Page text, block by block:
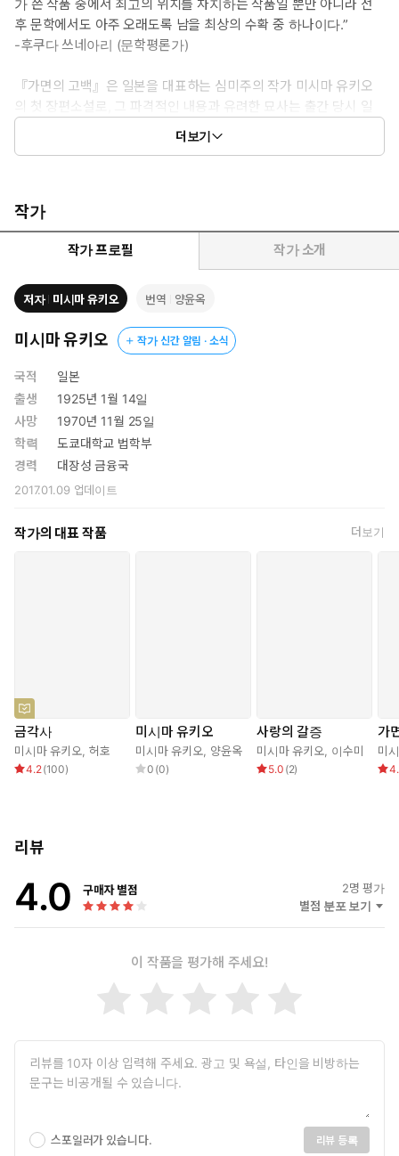
가 쓴 작품 중에서 최고의 위치를 차지하는 작품일 뿐만 아니라 전
후 문학에서도 아주 오래도록 남을 최상의 수확 중 하나이다.”
-후쿠다 쓰네아리 (문학평론가)
『가면의 고백』은 일본을 대표하는 심미주의 작가 미시마 유키오
의 첫 장편소설로, 그 파격적인 내용과 유려한 묘사는 출간 당시 일
본 문단에 신선한 충격을 던져주었을 뿐 아니라, 이후 미시마 문학을
연구하는 데 가장 중요한 자료적 가치를 지니고 있으며, 나아가 남성
논리적으로 피력한 것 자체가 당시 일본문단에 신선한 충격을 던져
주었던 것이다. 평론가들은 “이 작품을 통해 비로소 일본문학의 20
세기가 시작된다”는 등의 격찬으로 이 새로운 문학의 등장을 반겼다.
삶 그 자체를 최고의 예술로 생각한 미시마 유키오의 심미주의 세계
관을 잘 드러내는 작품이다.
화려한 문장으로 독자적인 미의 세계를 구축한 미시마 유키오의 자
전소설
자전적 성격이 짙은 『가면의 고백』을 제대로 이해하기 위해서는
먼저 그의 삶을 살펴볼 필요가 있다.
미시마 유키오의 본명은 히라오카 기미타케로, 도쿄 대학 출신의 엘
리트 관료인 아버지와 교육자 집안 출신인 어머니 사이에서 1925
년 1월 14일 2남 1녀 중 장남으로 태어났다. 미숙아로 태어나 몇 차
례나 죽을 고비를 넘겼던 그는 할머니의 과보호를 받으며 유년시절
교까지 마친 그는 1944년 고등학교를 수석으로 졸업, 아버지가 권
받고 쓴 것이 바로 『가면의 고백』이다. 그는 당시 유행하던 프
롤레타리아 문학에는 전혀 동조하지 않고 화려한 문장으로 독자
적인 미의 세계를 구축하여 『사랑의 갈증』 『푸른 시절』 『파
도 소리』 등의 수작을 잇달아 발표한 데 이어 미시마 문학의 최
2·26 사건을 소재로 ‘2·26 사건 3부작’을 발표하는 등 문무양도와
작 ‘풍요의 바다’를 『신초』 지에 연재하기 시작하여 1970년 11월
25일 오전 마지막 원고를 잡지사에 넘긴 미시마는, 자신의 추종자
네 명을 데리고 일본 육상자위대 이치가야 주둔지에 도착, 총감을
구하는 연설을 하지만 별다른 반응이 없자 총감실에서 전통의식에
따라 할복자살을 하고 만다. 향년 마흔다섯 살이었다.
수많은 작가들이 자신에 관한 ‘젊은 날의 예술가의 초상’을 썼다. 내
가 이 소설을 쓰려 한 것은 그 반대의 욕구에서이다. 이 소설에서는
‘쓰는 사람’으로서의 내가 완전히 사상된다. ...... 나는 완전한 고백의
픽션을 만들려 했다. ‘가면의 고백’이라는 제목에는 그러한 의미도
포함되어 있다. (작가 노트)
더보기
작가
작가 프로필 작가 소개
저자 미시마 유키오 번역 양윤옥
미시마 유키오 작가 신간 알림 · 소식
국적
일본
출생
1925년 1월 14일
사망
1970년 11월 25일
학력
도쿄대학교 법학부
경력
대장성 금융국
2017.01.09 업데이트
작가의 대표 작품 더보기
금각사
미시마 유키오 허호
4.2(100)
미시마 유키오
미시마 유키오 양윤옥
0 (0)
사랑의 갈증
미시마 유키오 이수미
5.0 (2)
가
미
리뷰
4.0 구매자 별점 2명 평가
별점 분포 보기
이 작품을 평가해 주세요!
스포일러가 있습니다. 리뷰 등록